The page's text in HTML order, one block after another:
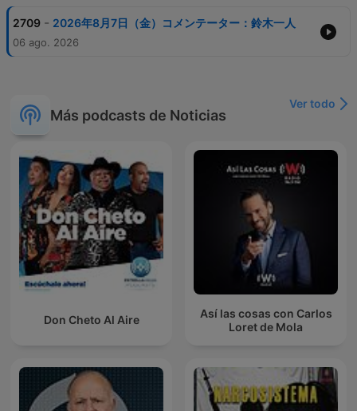
2709 - 2026年8月7日（金）コメンテーター：鈴木一人
06 ago. 2026
Más podcasts de Noticias
Ver todo
Don Cheto Al Aire
Así las cosas con Carlos
Loret de Mola